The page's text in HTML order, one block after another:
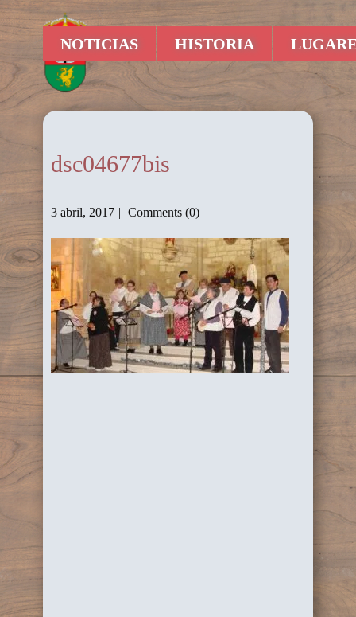
NOTICIAS HISTORIA
dsc04677bis
3 abril, 2017 Comments (0)